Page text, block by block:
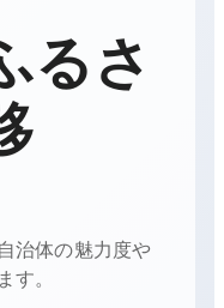
るさ
治体の魅力度や
す。